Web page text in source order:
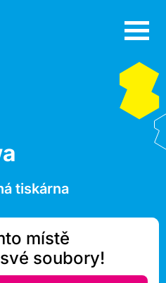
tiskárna
místě
své soubory!